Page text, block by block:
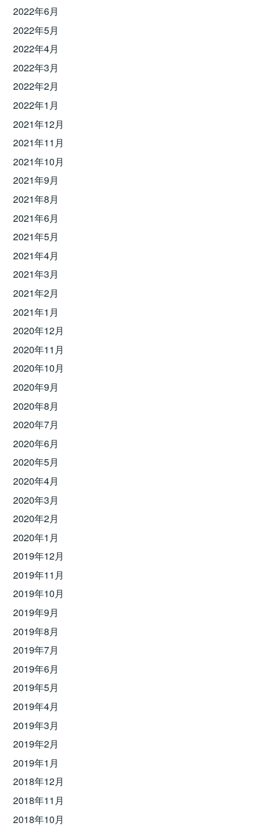
2022年6月
2022年5月
2022年4月
2022年3月
2022年2月
2022年1月
2021年12月
2021年11月
2021年10月
2021年9月
2021年8月
2021年6月
2021年5月
2021年4月
2021年3月
2021年2月
2021年1月
2020年12月
2020年11月
2020年10月
2020年9月
2020年8月
2020年7月
2020年6月
2020年5月
2020年4月
2020年3月
2020年2月
2020年1月
2019年12月
2019年11月
2019年10月
2019年9月
2019年8月
2019年7月
2019年6月
2019年5月
2019年4月
2019年3月
2019年2月
2019年1月
2018年12月
2018年11月
2018年10月